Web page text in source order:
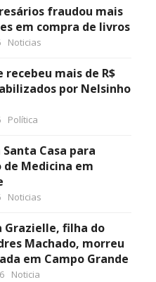
fraudou mais
em compra de livros
Noticias
recebeu mais de R$
por Nelsinho
Política
Santa Casa para
Medicina em
Noticias
Grazielle, filha do
Machado, morreu
em Campo Grande
Noticia